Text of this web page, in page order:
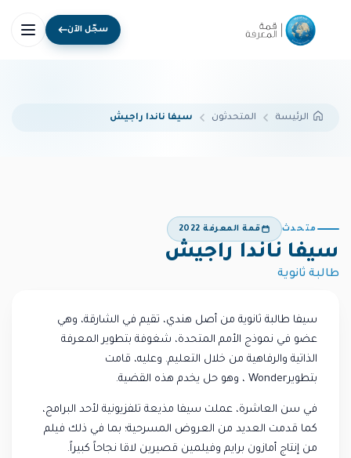
سجّل الآن
الرئيسة المتحدثون سيفا ناندا راجيش
متحدث قمة المعرفة 2022
سيفا ناندا راجيش
طالبة ثانوية
سيفا طالبة ثانوية من أصل هندي، تقيم في الشارقة، وهي
عضو في نموذج الأمم المتحدة، شغوفة بتطوير المعرفة
الذاتية والرفاهية من خلال التعليم. وعليه، قامت
بتطويرWonder ، وهو حل يخدم هذه القضية.
في سن العاشرة، عملت سيفا مذيعة تلفزيونية لأحد البرامج،
كما قدمت العديد من العروض المسرحية؛ بما في ذلك فيلم
من إنتاج أمازون برايم وفيلمين قصيرين لاقا نجاحاً كبيراً.